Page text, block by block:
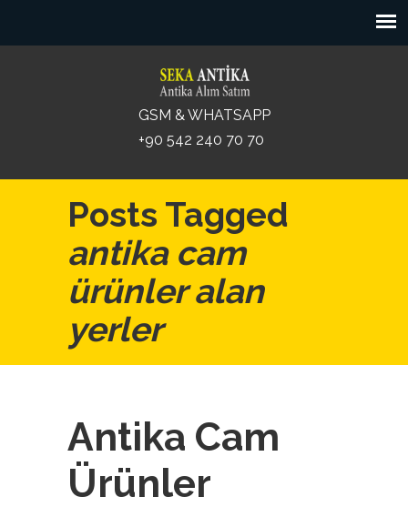
GSM & WHATSAPP
+90 542 240 70 70
Posts Tagged
antika cam
ürünler alan
yerler
Antika Cam
Ürünler